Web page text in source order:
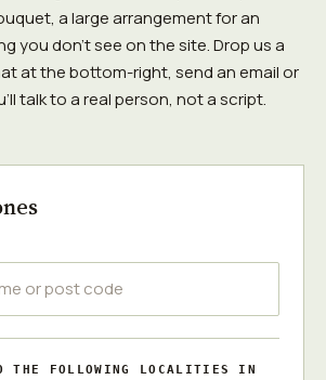
a large arrangement for an
you don't see on the site. Drop us a
at the bottom-right, send an email or
talk to a real person, not a script.
THE FOLLOWING LOCALITIES IN